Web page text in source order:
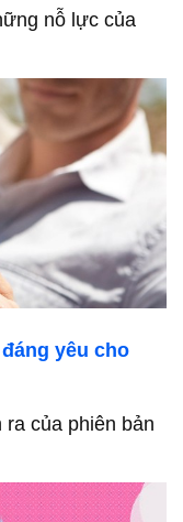
nỗ lực của
yêu cho
của phiên bản